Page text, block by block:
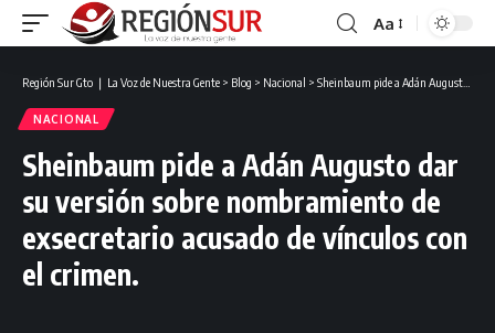
Aa
Región Sur Gto ❘ La Voz de Nuestra Gente > Blog > Nacional > Sheinbaum pide a Adán Augusto dar su versión sobre nombramiento de exsecretario acusado de vínculos con el crimen.
NACIONAL
Sheinbaum pide a Adán Augusto dar
su versión sobre nombramiento de
exsecretario acusado de vínculos con
el crimen.